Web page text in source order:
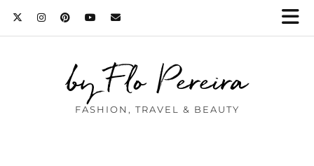
by Flo Pereira
FASHION, TRAVEL & BEAUTY